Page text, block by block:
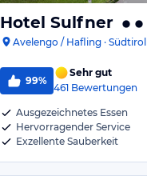
Hotel Sulfner
Avelengo / Hafling · Südtirol
99%
Sehr gut
461 Bewertungen
Ausgezeichnetes Essen
Hervorragender Service
Exzellente Sauberkeit